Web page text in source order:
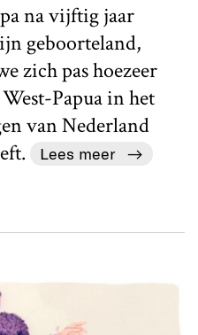
na vijftig jaar
geboorteland,
zich pas hoezeer
Papua in het
van Nederland
Lees meer